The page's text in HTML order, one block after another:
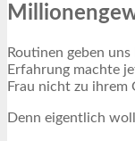
Routinen geben
Erfahrung machte
Frau nicht zu ihrem
Denn eigentlich